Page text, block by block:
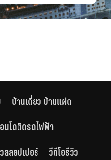
บ้านเดี่ยว บ้านแฝด
นโดติดรถไฟฟ้า
ลลอปเปอร์ วีดีโอรีวิว